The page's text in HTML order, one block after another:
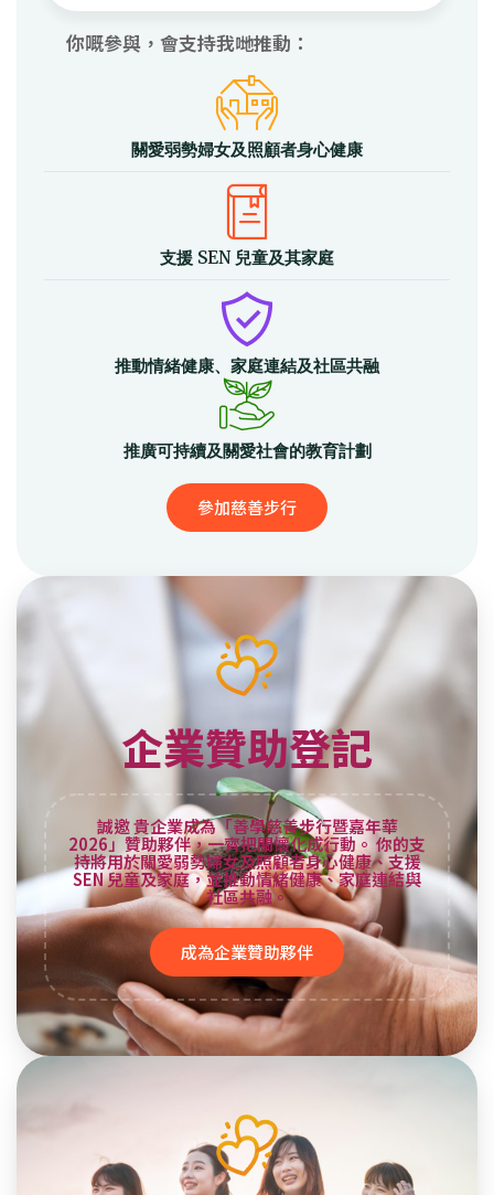
你嘅參與，會支持我哋推動：
關愛弱勢婦女及照顧者身心健康
支援 SEN 兒童及其家庭
推動情緒健康、家庭連結及社區共融
推廣可持續及關愛社會的教育計劃
參加慈善步行
企業贊助登記
誠邀 貴企業成為「善學慈善步行暨嘉年華
2026」贊助夥伴，一齊把關懷化成行動。 你的支
持將用於關愛弱勢婦女及照顧者身心健康、支援
SEN 兒童及家庭，並推動情緒健康、家庭連結與
社區共融。
成為企業贊助夥伴